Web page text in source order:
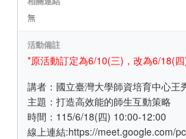
無
活動備註
*原活動訂定為6/10(三)，改為6/18(
講者：國立臺灣大學師資培育中心王
主題：打造高效能的師生互動策略
時間：115/6/18(四) 10:00-12:00
線上連結:https://meet.google.com/